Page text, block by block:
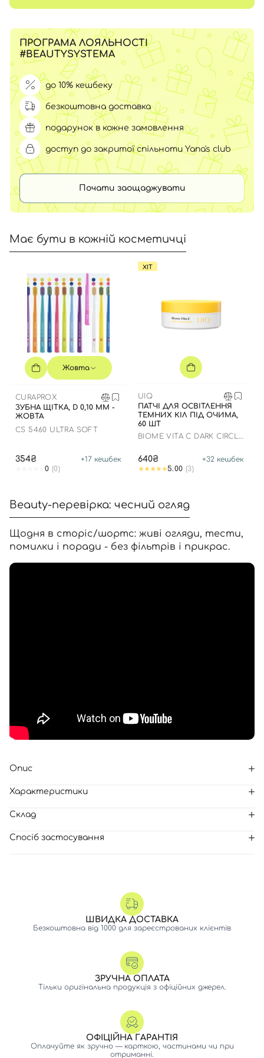
ПРОГРАМА ЛОЯЛЬНОСТІ
#BEAUTYSYSTEMA
до 10% кешбеку
безкоштовна доставка
подарунок в кожне замовлення
доступ до закритої спільноти Yana's club
Почати заощаджувати
Має бути в кожній косметичці
Жовта
CURAPROX
ЗУБНА ЩІТКА, D 0,10 ММ -
ЖОВТА
CS 5460 ULTRA SOFT
354₴ +17 кешбек
0 (0)
ХІТ
UIQ
ПАТЧІ ДЛЯ ОСВІТЛЕННЯ
ТЕМНИХ КІЛ ПІД ОЧИМА,
60 ШТ
BIOME VITA C DARK CIRCLE
640₴ +32 кешбек
5.00 (3)
Beauty-перевірка: чесний огляд
Щодня в сторіс/шортс: живі огляди, тести,
помилки і поради - без фільтрів і прикрас.
Опис
Характеристики
Склад
Спосіб застосування
ШВИДКА ДОСТАВКА
Безкоштовна від 1000 для зареєстрованих клієнтів
ЗРУЧНА ОПЛАТА
Тільки оригінальна продукція з офіційних джерел.
ОФІЦІЙНА ГАРАНТІЯ
Оплачуйте як зручно — карткою, частинами чи при
отриманні.